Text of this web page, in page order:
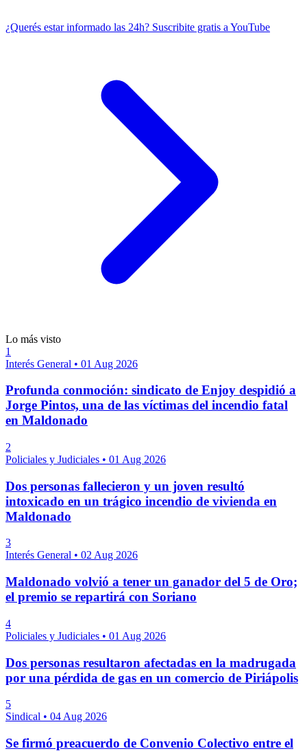
¿Querés estar informado las 24h? Suscribite gratis a YouTube
Lo más visto
1
Interés General • 01 Aug 2026
Profunda conmoción: sindicato de Enjoy despidió a
Jorge Pintos, una de las víctimas del incendio fatal
en Maldonado
2
Policiales y Judiciales • 01 Aug 2026
Dos personas fallecieron y un joven resultó
intoxicado en un trágico incendio de vivienda en
Maldonado
3
Interés General • 02 Aug 2026
Maldonado volvió a tener un ganador del 5 de Oro;
el premio se repartirá con Soriano
4
Policiales y Judiciales • 01 Aug 2026
Dos personas resultaron afectadas en la madrugada
por una pérdida de gas en un comercio de Piriápolis
5
Sindical • 04 Aug 2026
Se firmó preacuerdo de Convenio Colectivo entre el